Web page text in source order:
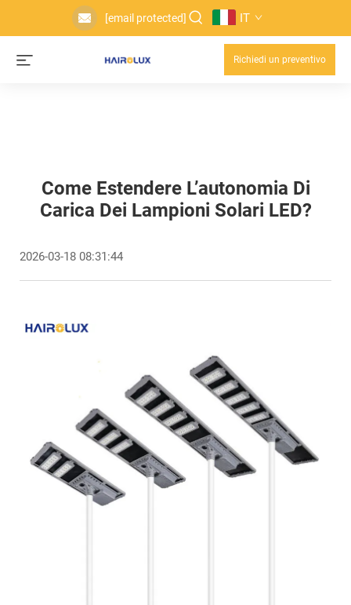
[email protected] IT
Richiedi un preventivo
Come Estendere L’autonomia Di
Carica Dei Lampioni Solari LED?
2026-03-18 08:31:44